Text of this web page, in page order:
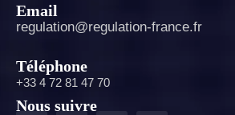
Email
regulation@regulation-france.fr
Téléphone
+33 4 72 81 47 70
Nous suivre